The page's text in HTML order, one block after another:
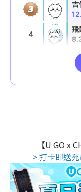
【U GO x
> 打卡即送